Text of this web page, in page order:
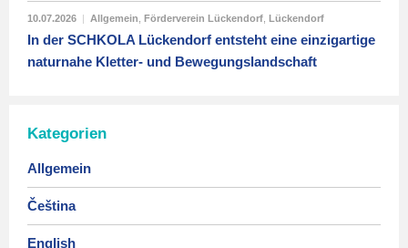
10.07.2026 | Allgemein Förderverein Lückendorf Lückendorf
In der SCHKOLA Lückendorf entsteht eine einzigartige
naturnahe Kletter- und Bewegungslandschaft
Kategorien
Allgemein
Čeština
English